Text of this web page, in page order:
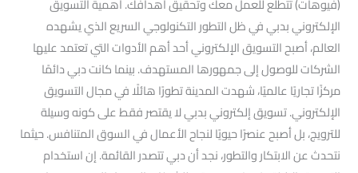
(فيوهات) تتطلع للعمل معك وتحقيق أهدافك. أهمية التسويق
الإلكتروني بدبي في ظل التطور التكنولوجي السريع الذي يشهده
العالم، أصبح التسويق الإلكتروني أحد أهم الأدوات التي تعتمد عليها
الشركات للوصول إلى جمهورها المستهدف. بينما كانت دبي دائمًا
مركزًا تجاريًا عالميًا، شهدت المدينة تطورًا هائلًا في مجال التسويق
الإلكتروني. تسويق إلكتروني بدبي لا يقتصر فقط على كونه وسيلة
للترويج، بل أصبح عنصرًا حيويًا لنجاح الأعمال في السوق المتنافس. حيثما
نتحدث عن الابتكار والتطور، نجد أن دبي تتصدر القائمة. إن استخدام